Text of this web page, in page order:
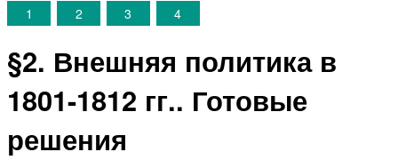
1 2 3 4
§2. Внешняя политика в
1801-1812 гг.. Готовые
решения